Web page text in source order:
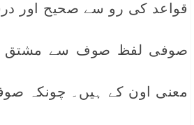
قواعد کی رو سے صحیح اور
صوفی لفظ صوف سے مشتق
معنی اون کے ہیں۔ چونکہ